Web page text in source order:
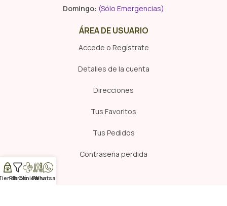
Domingo: (Sólo Emergencias)
ÁREA DE USUARIO
Accede o Regístrate
Detalles de la cuenta
Direcciones
Tus Favoritos
Tus Pedidos
Contraseña perdida
FiltrosClínicaPelu
Whatsapp